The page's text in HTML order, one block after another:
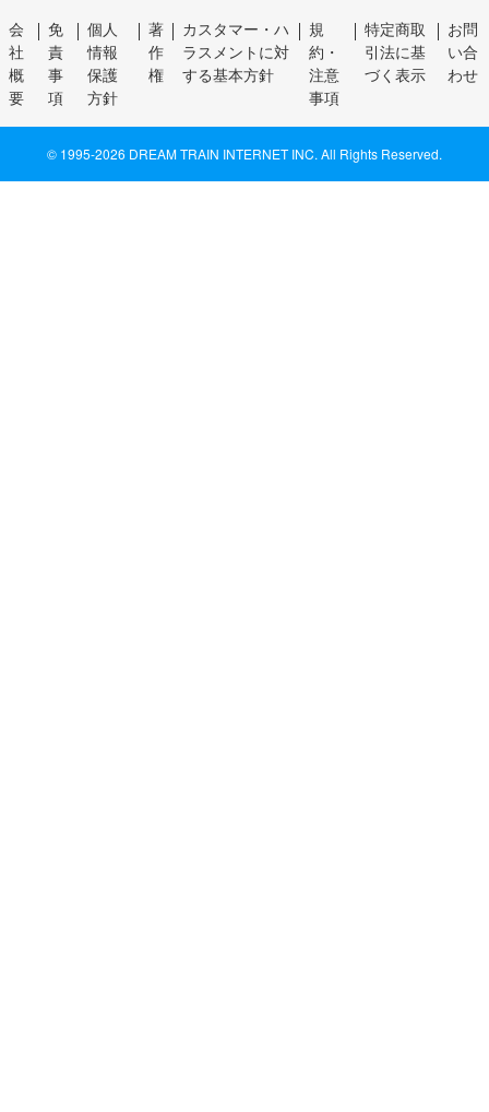
会
社
概
要
免
責
事
項
個人
情報
保護
方針
著
作
権
カスタマー・ハ
ラスメントに対
する基本方針
規
約・
注意
事項
特定商取
引法に基
づく表示
お問
い合
わせ
© 1995-2026 DREAM TRAIN INTERNET INC. All Rights Reserved.